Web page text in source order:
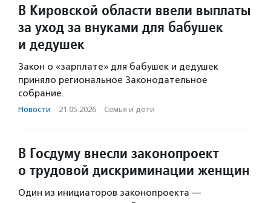
В Кировской области ввели выплаты
за уход за внуками для бабушек
и дедушек
Закон о «зарплате» для бабушек и дедушек
приняло региональное Законодательное
собрание.
Новости · 21.05.2026 · Семья и дети
В Госдуму внесли законопроект
о трудовой дискриминации женщин
Один из инициаторов законопроекта —